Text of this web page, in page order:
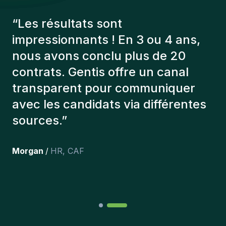
“Les consultants Gentis ont
toujours tenu compte de plusieurs
éléments afin de nous présenter
les bons candidats. Les personnes
que l'on a recruté sont toujours là
et personnellement,je suis très
content des personnes qu’on a